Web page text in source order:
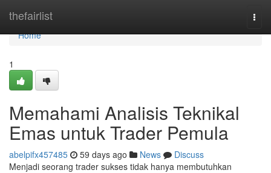
thefairlist
Home
Home
1
Memahami Analisis Teknikal
Emas untuk Trader Pemula
abelpifx457485 59 days ago News
Discuss
Menjadi seorang trader sukses tidak hanya membutuhkan